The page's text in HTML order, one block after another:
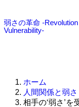
弱さの革命 -
Vulnerability-
ホーム
人間関係と弱さ
相手の‘弱さ’